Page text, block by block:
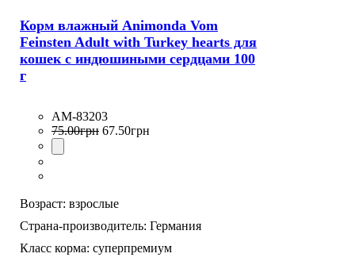
Корм влажный Animonda Vom
Feinsten Adult with Turkey hearts для
кошек с индюшиными сердцами 100
г
AM-83203
75.00грн 67.50грн
Возраст: взрослые
Страна-производитель: Германия
Класс корма: суперпремиум